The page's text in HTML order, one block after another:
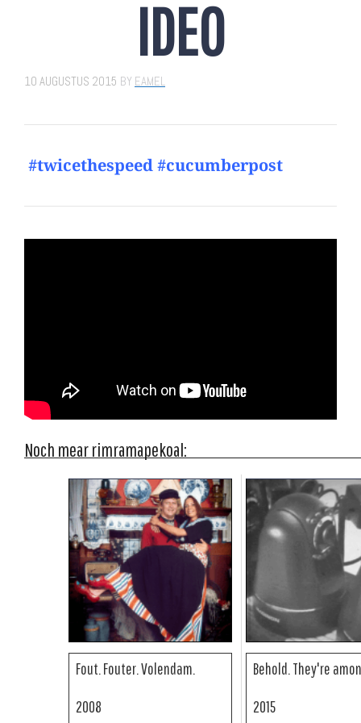
IDEO
10 AUGUSTUS 2015 BY EAMEL
#twicethespeed #cucumberpost
Noch mear rimramapekoal:
Fout. Fouter. Volendam.
2008
Behold. They're
2015